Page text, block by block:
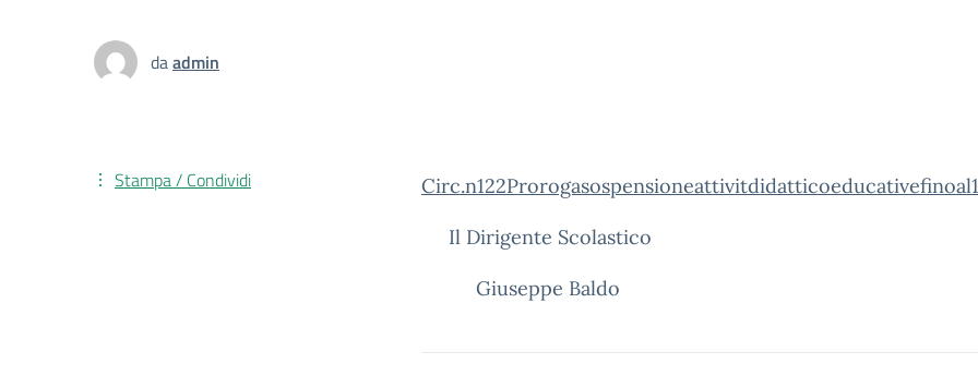
daadmin
Il Dirigente Scolastico
Giuseppe Baldo
Stampa / Condividi